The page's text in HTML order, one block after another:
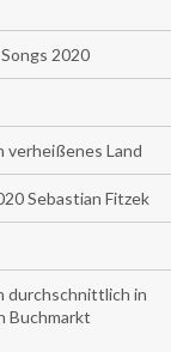
2020
verheißenes Land
Sebastian Fitzek
durchschnittlich in
Buchmarkt